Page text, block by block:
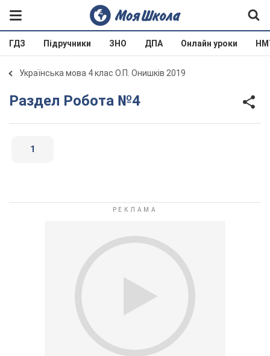
ГДЗ Підручники ЗНО ДПА Онлайн уроки
Українська мова 4 клас О.П. Онишків 2019
Раздел Робота №4
1